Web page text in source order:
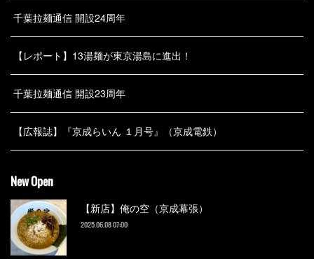
千葉拉麺通信 開設24周年
【レポート】13湯麺が東京湯島に進出！
千葉拉麺通信 開設23周年
【広報誌】『京成らいん １月号』（京成電鉄）
New Open
【新店】俺の空（京成幕張）
2025.06.08 07:00